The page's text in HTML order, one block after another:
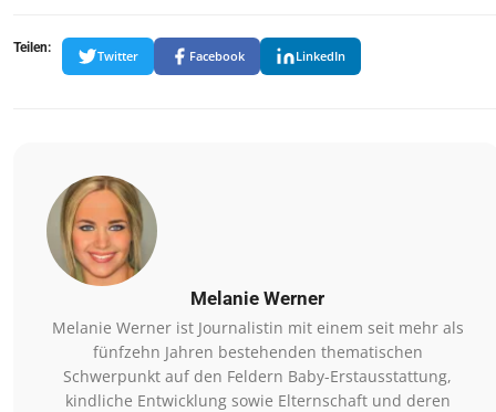
Teilen:
Twitter Facebook LinkedIn
Melanie Werner
Melanie Werner ist Journalistin mit einem seit mehr als
fünfzehn Jahren bestehenden thematischen
Schwerpunkt auf den Feldern Baby-Erstausstattung,
kindliche Entwicklung sowie Elternschaft und deren